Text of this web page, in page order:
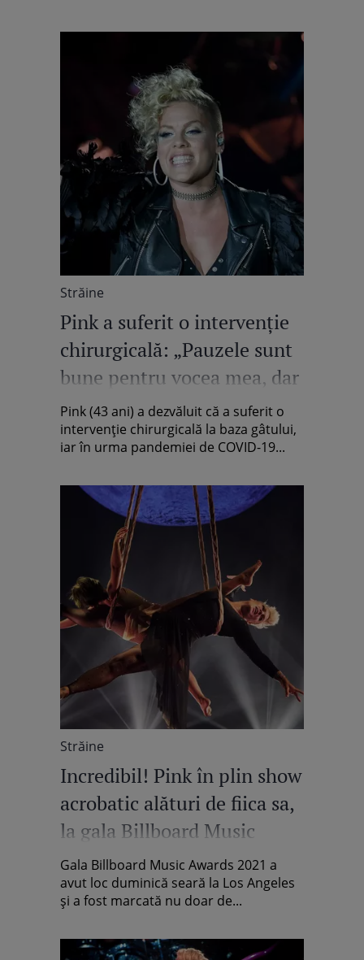
Străine
Pink a suferit o intervenție
chirurgicală: „Pauzele sunt
bune pentru vocea mea, dar
nu și pentru corpul meu”
Pink (43 ani) a dezvăluit că a suferit o
intervenție chirurgicală la baza gâtului,
iar în urma pandemiei de COVID-19...
Străine
Incredibil! Pink în plin show
acrobatic alături de fiica sa,
la gala Billboard Music
Awards
Gala Billboard Music Awards 2021 a
avut loc duminică seară la Los Angeles
și a fost marcată nu doar de...